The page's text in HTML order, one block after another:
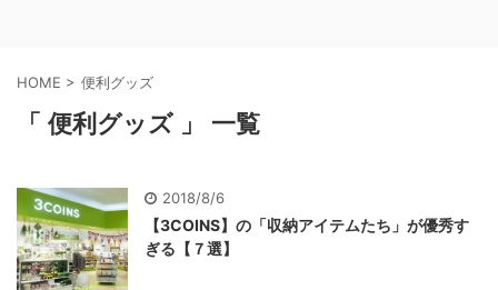
HOME > 便利グッズ
「 便利グッズ 」 一覧
2018/8/6
【3COINS】の「収納アイテムたち」が優秀す
ぎる【７選】